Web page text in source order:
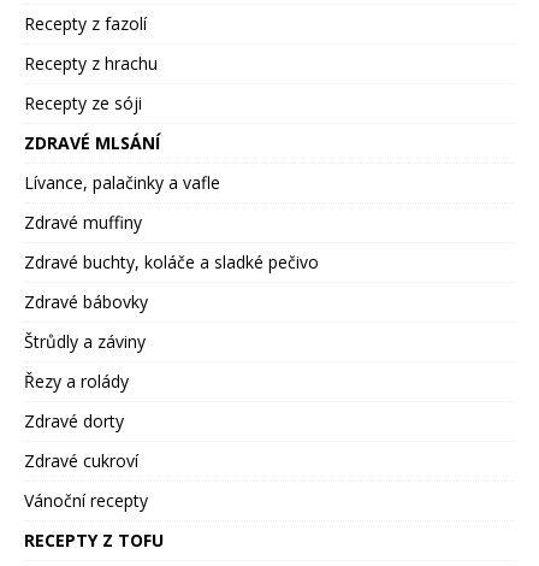
Recepty z fazolí
Recepty z hrachu
Recepty ze sóji
ZDRAVÉ MLSÁNÍ
Lívance, palačinky a vafle
Zdravé muffiny
Zdravé buchty, koláče a sladké pečivo
Zdravé bábovky
Štrůdly a záviny
Řezy a rolády
Zdravé dorty
Zdravé cukroví
Vánoční recepty
RECEPTY Z TOFU